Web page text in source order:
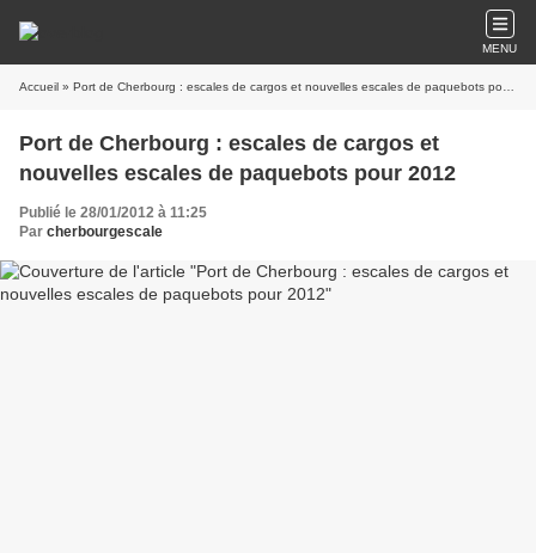
MENU
Accueil » Port de Cherbourg : escales de cargos et nouvelles escales de paquebots pour 2012
Port de Cherbourg : escales de cargos et
nouvelles escales de paquebots pour 2012
Publié le 28/01/2012 à 11:25
Par cherbourgescale